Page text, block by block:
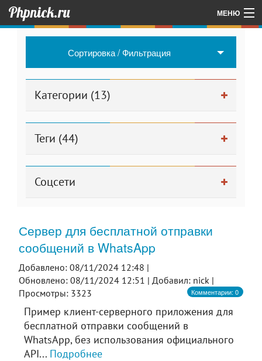
Phpnick.ru МЕНЮ
Главная
Сортировка / Фильтрация
Категории (13)
Теги (44)
Соцсети
Сервер для бесплатной отправки
сообщений в WhatsApp
Добавлено: 08/11/2024 12:48 |
Обновлено: 08/11/2024 12:51 | Добавил: nick |
Просмотры: 3323
Комментарии: 0
Пример клиент-серверного приложения для
бесплатной отправки сообщений в
WhatsApp, без использования официального
API... Подробнее